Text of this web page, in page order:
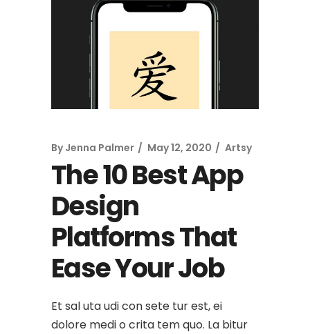
By Jenna Palmer May 12, 2020 Artsy
The 10 Best App
Design
Platforms That
Ease Your Job
Et sal uta udi con sete tur est, ei
dolore medi o crita tem quo. La bitur